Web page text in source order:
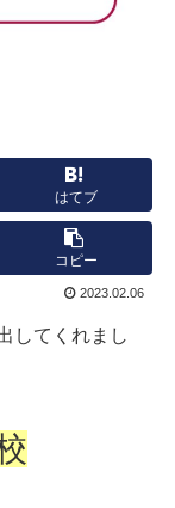
はてブ
コピー
2023.02.06
してくれまし